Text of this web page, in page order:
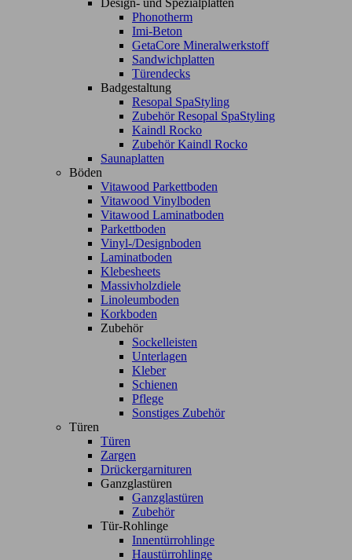
Design- und Spezialplatten
Phonotherm
Imi-Beton
GetaCore Mineralwerkstoff
Sandwichplatten
Türendecks
Badgestaltung
Resopal SpaStyling
Zubehör Resopal SpaStyling
Kaindl Rocko
Zubehör Kaindl Rocko
Saunaplatten
Böden
Vitawood Parkettboden
Vitawood Vinylboden
Vitawood Laminatboden
Parkettboden
Vinyl-/Designboden
Laminatboden
Klebesheets
Massivholzdiele
Linoleumboden
Korkboden
Zubehör
Sockelleisten
Unterlagen
Kleber
Schienen
Pflege
Sonstiges Zubehör
Türen
Türen
Zargen
Drückergarnituren
Ganzglastüren
Ganzglastüren
Zubehör
Tür-Rohlinge
Innentürrohlinge
Haustürrohlinge